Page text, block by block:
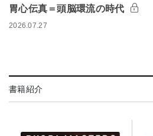
胃心伝真＝頭脳環流の時代
2026.07.27
書籍紹介